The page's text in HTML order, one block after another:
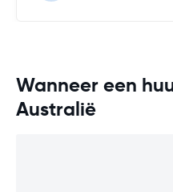
Wanneer een
Australië